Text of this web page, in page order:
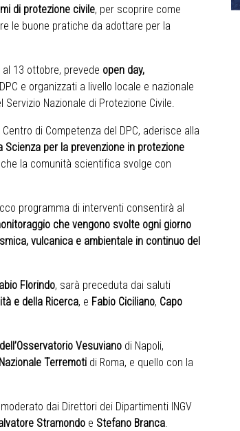
di protezione civile, per scoprire come
le buone pratiche da adottare per la
13 ottobre, prevede open day,
e organizzati a livello locale e nazionale
Nazionale di Protezione Civile.
Centro di Competenza del DPC, aderisce alla
Scienza per la prevenzione in protezione
la comunità scientifica svolge con
programma di interventi consentirà al
che vengono svolte ogni giorno
vulcanica e ambientale in continuo del
Florindo, sarà preceduta dai saluti
e della Ricerca, e Fabio Ciciliano, Capo
dell’Osservatorio Vesuviano di Napoli,
Terremoti di Roma, e quello con la
dai Direttori dei Dipartimenti INGV
Stramondo e Stefano Branca.